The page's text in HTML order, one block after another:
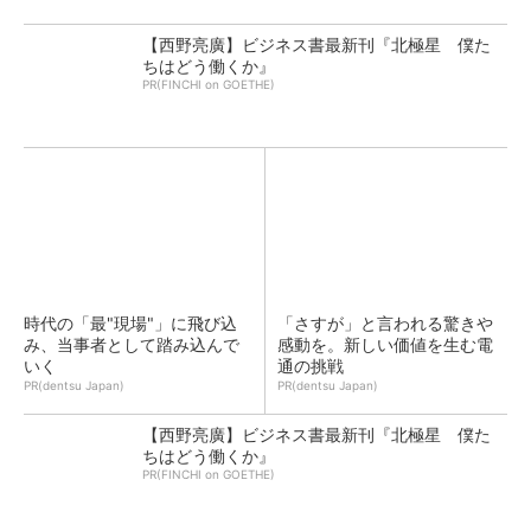
【西野亮廣】ビジネス書最新刊『北極星 僕た
ちはどう働くか』
PR(FINCHI on GOETHE)
時代の「最"現場"」に飛び込
み、当事者として踏み込んで
いく
PR(dentsu Japan)
「さすが」と言われる驚きや
感動を。新しい価値を生む電
通の挑戦
PR(dentsu Japan)
【西野亮廣】ビジネス書最新刊『北極星 僕た
ちはどう働くか』
PR(FINCHI on GOETHE)